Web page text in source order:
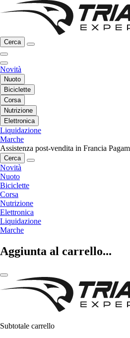
Cerca
Novità
Nuoto
Biciclette
Corsa
Nutrizione
Elettronica
Liquidazione
Marche
Assistenza post-vendita in Francia
Cerca
Novità
Nuoto
Biciclette
Corsa
Nutrizione
Elettronica
Liquidazione
Marche
Aggiunta al carrello...
Subtotale carrello